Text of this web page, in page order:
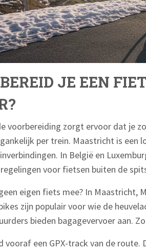
JE EEN
voorbereiding zorgt ervoor dat je
per trein. Maastricht is een
In België en
voor fietsen buiten de
eigen fiets mee? In Maastricht,
zijn populair voor wie de
bieden bagagevervoer aan.
vooraf een GPX-track van de